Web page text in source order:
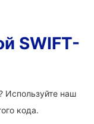
SWIFT-
Используйте наш
кода.